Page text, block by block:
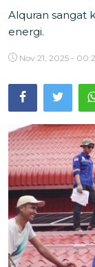
Team Kami
Galeri
Inisiatif
Sorotan Berita
Bahasa
Alquran sangat
energi.
Nov 21, 2025 -